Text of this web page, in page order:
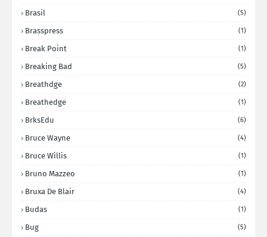
Brasil (5)
Brasspress (1)
Break Point (1)
Breaking Bad (5)
Breathdge (2)
Breathedge (1)
BrksEdu (6)
Bruce Wayne (4)
Bruce Willis (1)
Bruno Mazzeo (1)
Bruxa De Blair (4)
Budas (1)
Bug (5)